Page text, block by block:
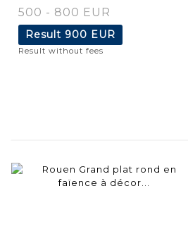
500 - 800 EUR
Result 900 EUR
Result without fees